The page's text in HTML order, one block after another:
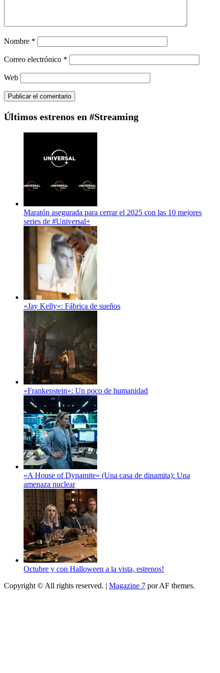
Nombre *
Correo electrónico *
Web
Últimos estrenos en #Streaming
Maratón asegurada para cerrar el 2025 con las 10 mejores
series de #Universal+
«Jay Kelly»: Fábrica de sueños
«Frankenstein»: Un poco de humanidad
«A House of Dynamite» (Una casa de dinamita): Una
amenaza nuclear
Octubre y con Halloween a la vista, estrenos!
Copyright © All rights reserved. | Magazine 7 por AF themes.